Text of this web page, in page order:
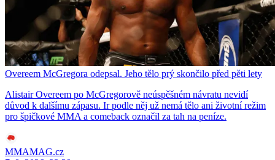
Overeem McGregora odepsal. Jeho tělo prý skončilo před pěti lety
Alistair Overeem po McGregorově neúspěšném návratu nevidí
důvod k dalšímu zápasu. Ir podle něj už nemá tělo ani životní režim
pro špičkové MMA a comeback označil za tah na peníze.
MMAMAG.cz